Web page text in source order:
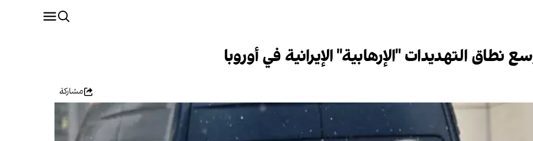
نطاق التهديدات "الإرهابية" الإيرانية في أوروبا
مشاركة